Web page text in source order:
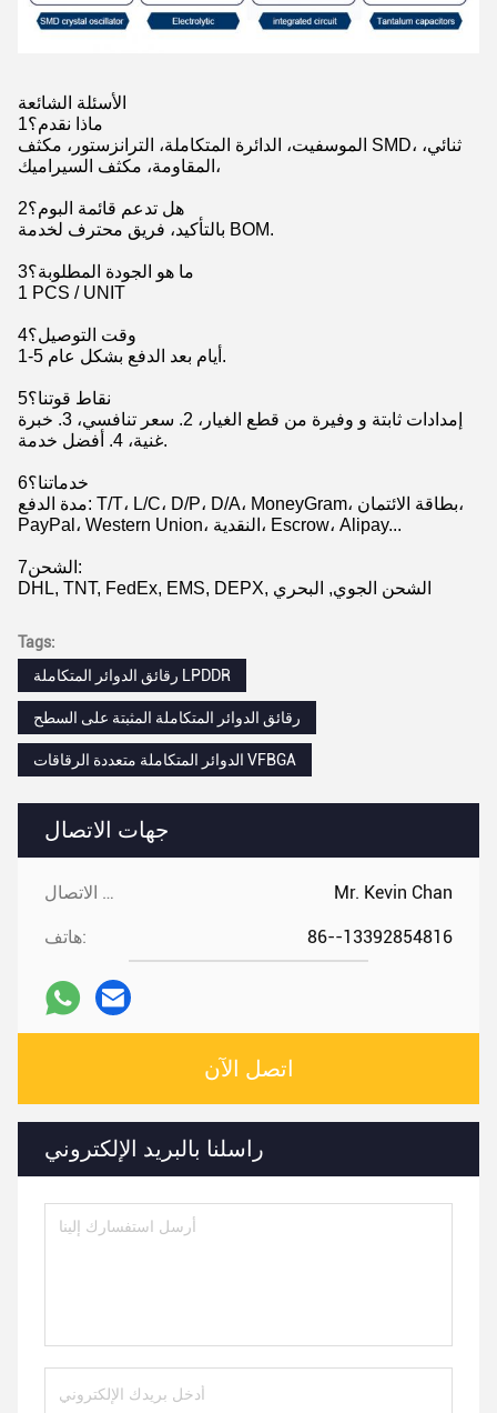
جهات الاتصال
جهات الاتصال: Mr. Kevin Chan
هاتف: 86--13392854816
اتصل الآن
راسلنا بالبريد الإلكتروني
الأسئلة الشائعة
1ماذا نقدم؟
الموسفيت، الدائرة المتكاملة، الترانزستور، مكثف SMD، ثنائي،
المقاومة، مكثف السيراميك،
2هل تدعم قائمة البوم؟
بالتأكيد، فريق محترف لخدمة BOM.
3ما هو الجودة المطلوبة؟
1 PCS / UNIT
4وقت التوصيل؟
1-5 أيام بعد الدفع بشكل عام.
5نقاط قوتنا؟
إمدادات ثابتة و وفيرة من قطع الغيار، 2. سعر تنافسي، 3. خبرة
غنية، 4. أفضل خدمة.
6خدماتنا؟
مدة الدفع: T/T، L/C، D/P، D/A، MoneyGram، بطاقة الائتمان،
PayPal، Western Union، النقدية، Escrow، Alipay...
7الشحن:
DHL, TNT, FedEx, EMS, DEPX, الشحن الجوي, البحري
Tags:
رقائق الدوائر المتكاملة LPDDR
رقائق الدوائر المتكاملة المثبتة على السطح
الدوائر المتكاملة متعددة الرقاقات VFBGA